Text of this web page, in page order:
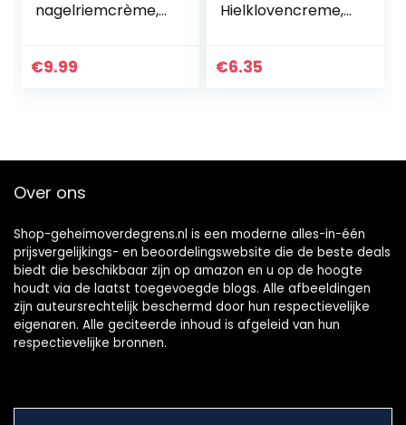
nagelriemcrème,
van 15 g
€9.99
Hielklovencreme,
€6.35
Over ons
Shop-geheimoverdegrens.nl is een moderne alles-in-één
prijsvergelijkings- en beoordelingswebsite die de beste deals
biedt die beschikbaar zijn op amazon en u op de hoogte
houdt via de laatst toegevoegde blogs. Alle afbeeldingen
zijn auteursrechtelijk beschermd door hun respectievelijke
eigenaren. Alle geciteerde inhoud is afgeleid van hun
respectievelijke bronnen.